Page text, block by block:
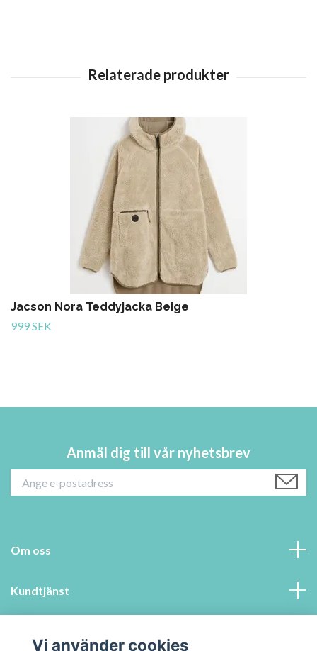
Jacson Nora Teddyjacka Beige
999 SEK
Anmäl dig till vår nyhetsbrev
Om oss
Kundtjänst
Vi använder cookies